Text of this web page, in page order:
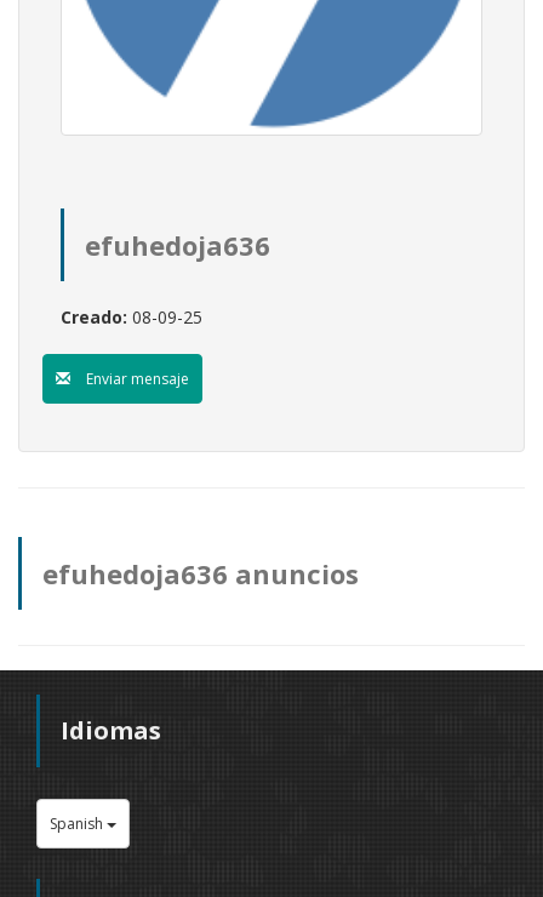
efuhedoja636
Creado: 08-09-25
Enviar mensaje
efuhedoja636 anuncios
Idiomas
Spanish